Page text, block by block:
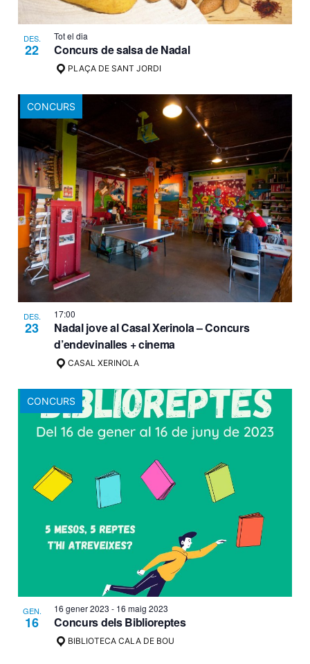
DES.
22
Tot el dia
Concurs de salsa de Nadal
PLAÇA DE SANT JORDI
CONCURS
DES.
23
17:00
Nadal jove al Casal Xerinola – Concurs
d’endevinalles + cinema
CASAL XERINOLA
CONCURS
GEN.
16
16 gener 2023 - 16 maig 2023
Concurs dels Biblioreptes
BIBLIOTECA CALA DE BOU